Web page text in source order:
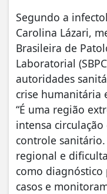
Segundo a
Carolina Lázari,
Brasileira de
Laboratorial
autoridades
crise humanitária
“É uma região
intensa
controle
regional e
como diagnóstico
casos e